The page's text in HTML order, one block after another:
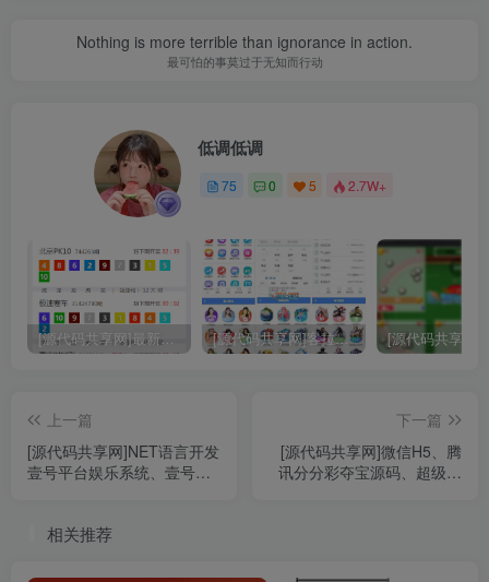
Nothing is more terrible than ignorance in action.
最可怕的事莫过于无知而行动
低调低调
75 0 5 2.7W+
[源代码共享网]最新更新168开奖网完整运营数据+采集+后台带预设 [源代码共享网]客拉客2完整版时时彩源码、包含前后端源码+手机端
上一篇
[源代码共享网]NET语言开发
壹号平台娱乐系统、壹号时
下一篇
[源代码共享网]微信H5、腾
讯分分彩夺宝源码、超级大
相关推荐